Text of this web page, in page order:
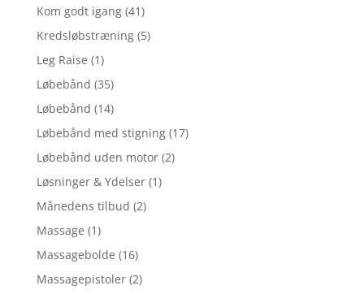
Kom godt igang (41)
Kredsløbstræning (5)
Leg Raise (1)
Løbebånd (35)
Løbebånd (14)
Løbebånd med stigning (17)
Løbebånd uden motor (2)
Løsninger & Ydelser (1)
Månedens tilbud (2)
Massage (1)
Massagebolde (16)
Massagepistoler (2)